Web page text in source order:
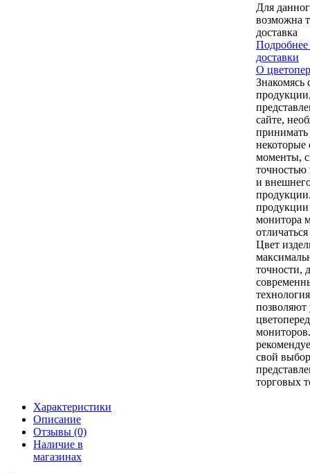
Для
возможна
доставка
Подробнее
доставки
О
Знакомясь
сайте,
некоторые
моменты,
точностью
и
продукции
монитора
Цвет
точности,
позволяют
свой
торговых
Характеристики
Описание
Отзывы (0)
Наличие в
магазинах